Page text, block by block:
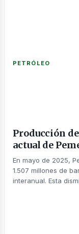
PETRÓLEO
Producción
actual de
En mayo de 2025,
1.507 millones de
interanual. Esta